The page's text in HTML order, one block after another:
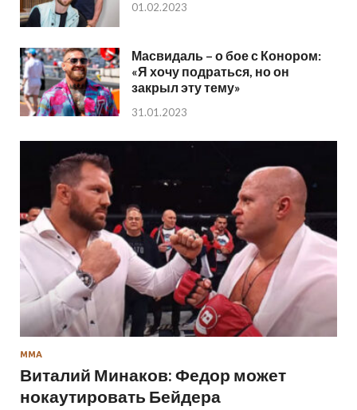
01.02.2023
Масвидаль – о бое с Конором:
«Я хочу подраться, но он
закрыл эту тему»
31.01.2023
ММА
Виталий Минаков: Федор может
нокаутировать Бейдера